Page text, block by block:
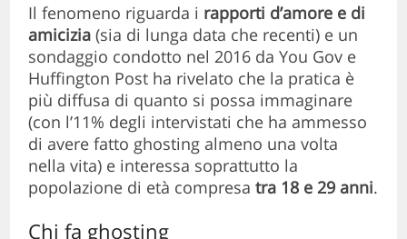
Il fenomeno riguarda i rapporti d’amore e di
amicizia (sia di lunga data che recenti) e un
sondaggio condotto nel 2016 da You Gov e
Huffington Post ha rivelato che la pratica è
più diffusa di quanto si possa immaginare
(con l’11% degli intervistati che ha ammesso
di avere fatto ghosting almeno una volta
nella vita) e interessa soprattutto la
popolazione di età compresatra 18 e 29 anni.
Chi fa ghosting